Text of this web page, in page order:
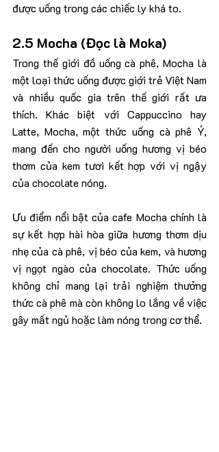
được uống trong các chiếc ly khá to.
2.5 Mocha (Đọc là Moka)
Trong thế giới đồ uống cà phê, Mocha là
một loại thức uống được giới trẻ Việt Nam
và nhiều quốc gia trên thế giới rất ưa
thích. Khác biệt với Cappuccino hay
Latte, Mocha, một thức uống cà phê Ý,
mang đến cho người uống hương vị béo
thơm của kem tươi kết hợp với vị ngậy
của chocolate nóng.
Ưu điểm nổi bật của cafe Mocha chính là
sự kết hợp hài hòa giữa hương thơm dịu
nhẹ của cà phê, vị béo của kem, và hương
vị ngọt ngào của chocolate. Thức uống
không chỉ mang lại trải nghiệm thưởng
thức cà phê mà còn không lo lắng về việc
gây mất ngủ hoặc làm nóng trong cơ thể.